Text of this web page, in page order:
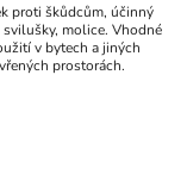
proti škůdcům, účinný
svilušky, molice. Vhodné
v bytech a jiných
prostorách.